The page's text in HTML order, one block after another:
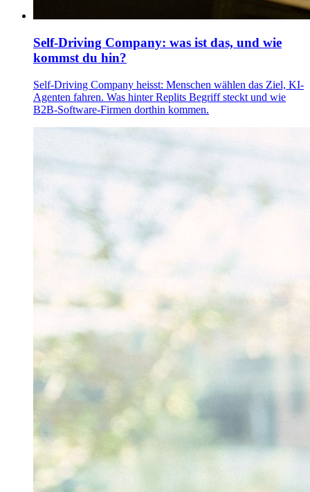
Self-Driving Company: was ist das, und wie
kommst du hin?
Self-Driving Company heisst: Menschen wählen das Ziel, KI-
Agenten fahren. Was hinter Replits Begriff steckt und wie
B2B-Software-Firmen dorthin kommen.